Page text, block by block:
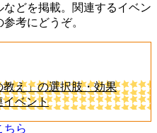
どを掲載。関連するイベン
考にどうぞ。
え」の選択肢・効果
イベント
ちら